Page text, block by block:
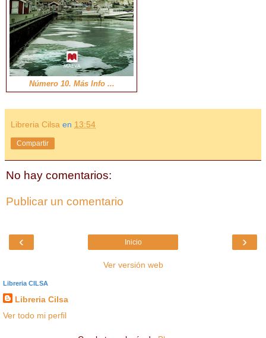
Número 10. Más Info ...
Libreria Cilsa en 13:54
Compartir
No hay comentarios:
Publicar un comentario
‹ ›
Inicio
Ver versión web
Libreria CILSA
Libreria Cilsa
Ver todo mi perfil